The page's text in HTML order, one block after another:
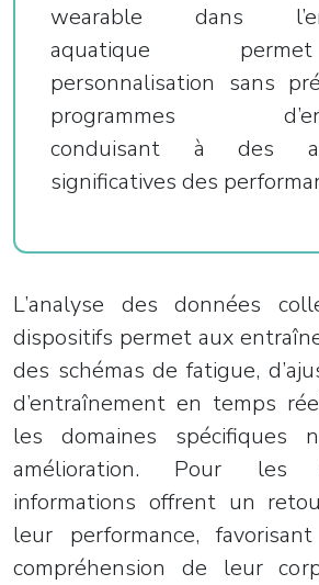
wearable dans
aquatique
personnalisation sans
programmes
conduisant à des
significatives des
L’analyse des données
dispositifs permet aux
des schémas de fatigue,
d’entraînement en temps
les domaines spécifiques
amélioration. Pour les
informations offrent un
leur performance,
compréhension de leur